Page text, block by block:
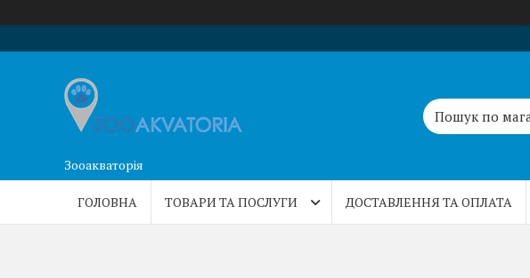
Зооакваторія
ГОЛОВНА ТОВАРИ ТА ПОСЛУГИ ДОСТАВЛЕННЯ ТА ОПЛАТА